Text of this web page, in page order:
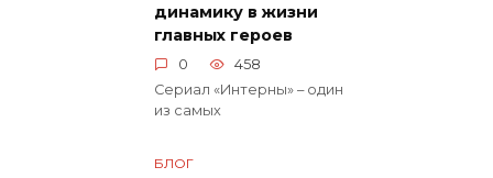
динамику в жизни
главных героев
0
458
Сериал «Интерны» – один
из самых
БЛОГ